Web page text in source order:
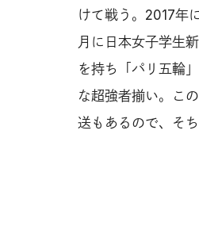
けて戦う。2017年
月に日本女子学生
を持ち「パリ五輪
な超強者揃い。こ
送もあるので、そ